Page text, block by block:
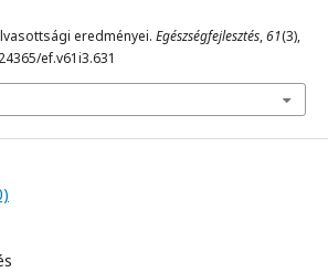
eredményei. Egészségfejlesztés,61(3),
ef.v61i3.631